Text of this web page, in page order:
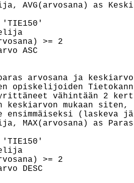
AVG(arvosana) as
'TIE150'
>= 2
ASC
arvosana ja
opiskelijoiden
vähintään 2
mukaan siten,
ensimmäiseksi (laskeva
MAX(arvosana) as
'TIE150'
>= 2
DESC